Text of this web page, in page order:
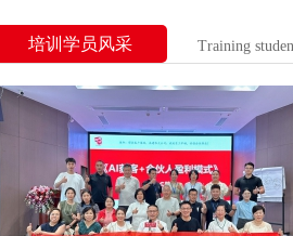
培训学员风采 Training